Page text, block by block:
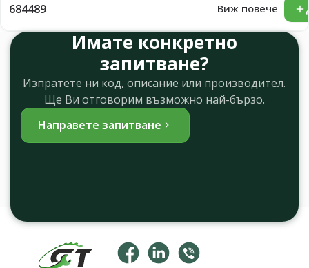
684489 Виж повече
Имате конкретно
запитване?
Изпратете ни код, описание или производител.
Ще Ви отговорим възможно най-бързо.
Направете запитване